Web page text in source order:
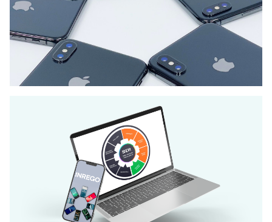
Myy yrityksen käytetyt
tietokoneet vastuullisesti ja
turvallisesti.
Myymme IT-laitteita
Kauttamme saat testatut,
kunnostetut ja laadukkaat IT-
laitteet vastuullisesti, kaikkiin
tarpeisiin.